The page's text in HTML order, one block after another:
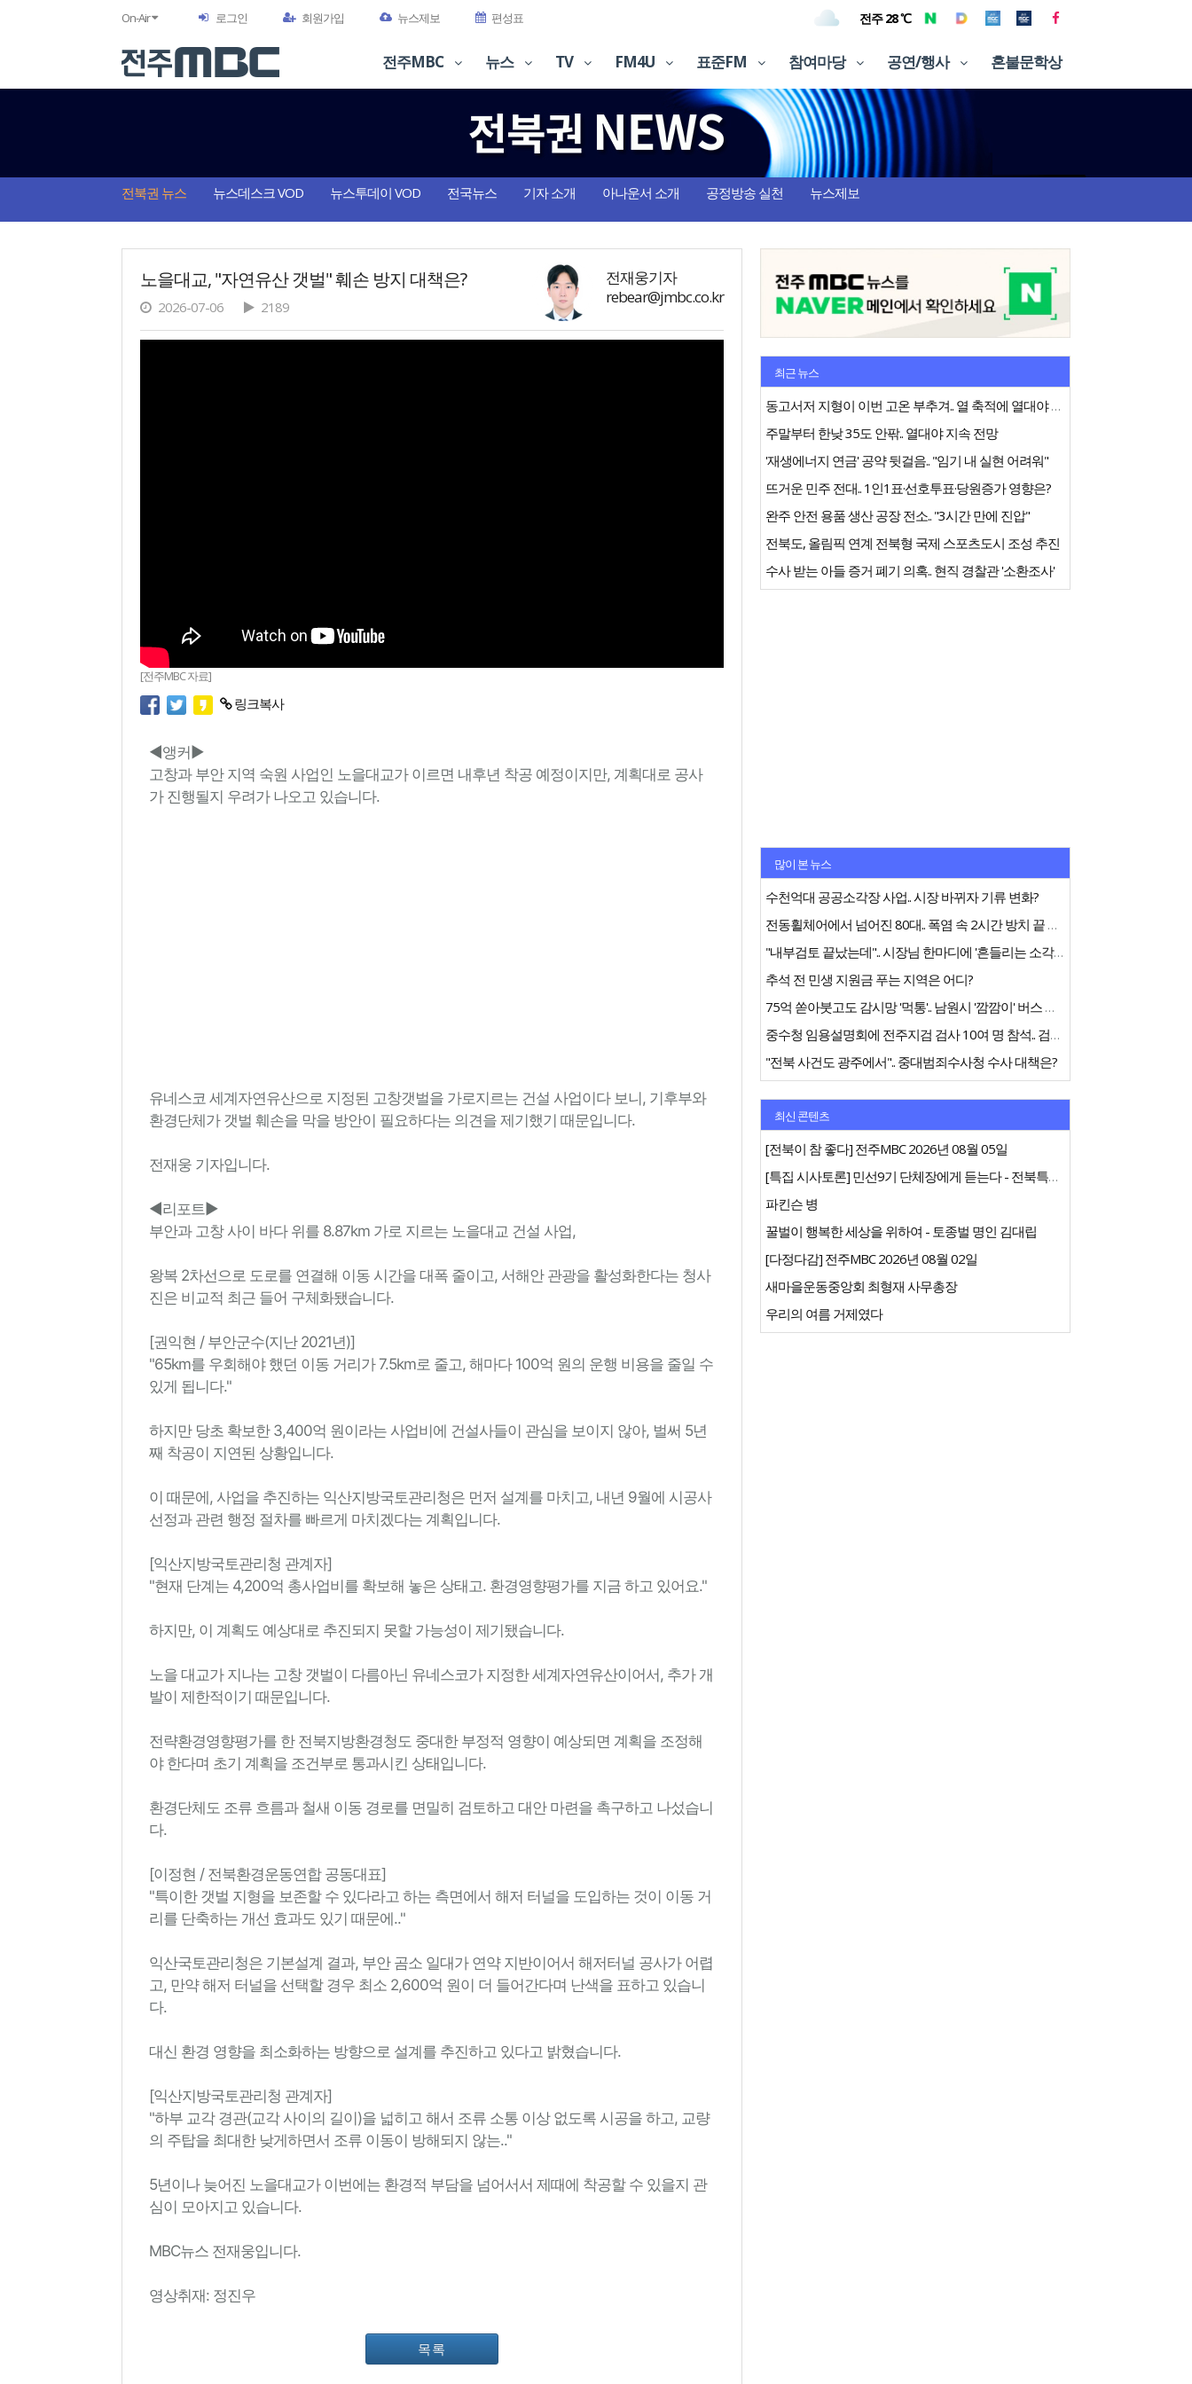
On-Air 로그인 회원가입 뉴스제보 편성표 전주 28 ℃
전주MBC 뉴스 TV FM4U 표준FM 참여마당 공연/행사 혼불문학상
전북권 뉴스 뉴스데스크 VOD 뉴스투데이 VOD 전국뉴스 기자 소개 아나운서 소개 공정방송 실천 뉴스제보
노을대교, "자연유산 갯벌" 훼손 방지 대책은?
2026-07-06 2189
전재웅기자
rebear@jmbc.co.kr
[전주MBC 자료]
링크복사
◀앵커▶
고창과 부안 지역 숙원 사업인 노을대교가 이르면 내후년 착공 예정이지만, 계획대로 공사
가 진행될지 우려가 나오고 있습니다.
유네스코 세계자연유산으로 지정된 고창갯벌을 가로지르는 건설 사업이다 보니, 기후부와
환경단체가 갯벌 훼손을 막을 방안이 필요하다는 의견을 제기했기 때문입니다.
전재웅 기자입니다.
◀리포트▶
부안과 고창 사이 바다 위를 8.87km 가로 지르는 노을대교 건설 사업,
왕복 2차선으로 도로를 연결해 이동 시간을 대폭 줄이고, 서해안 관광을 활성화한다는 청사
진은 비교적 최근 들어 구체화됐습니다.
[권익현 / 부안군수(지난 2021년)]
"65km를 우회해야 했던 이동 거리가 7.5km로 줄고, 해마다 100억 원의 운행 비용을 줄일 수
있게 됩니다."
하지만 당초 확보한 3,400억 원이라는 사업비에 건설사들이 관심을 보이지 않아, 벌써 5년
째 착공이 지연된 상황입니다.
이 때문에, 사업을 추진하는 익산지방국토관리청은 먼저 설계를 마치고, 내년 9월에 시공사
선정과 관련 행정 절차를 빠르게 마치겠다는 계획입니다.
[익산지방국토관리청 관계자]
"현재 단계는 4,200억 총사업비를 확보해 놓은 상태고. 환경영향평가를 지금 하고 있어요."
하지만, 이 계획도 예상대로 추진되지 못할 가능성이 제기됐습니다.
노을 대교가 지나는 고창 갯벌이 다름아닌 유네스코가 지정한 세계자연유산이어서, 추가 개
발이 제한적이기 때문입니다.
전략환경영향평가를 한 전북지방환경청도 중대한 부정적 영향이 예상되면 계획을 조정해
야 한다며 초기 계획을 조건부로 통과시킨 상태입니다.
환경단체도 조류 흐름과 철새 이동 경로를 면밀히 검토하고 대안 마련을 촉구하고 나섰습니
다.
[이정현 / 전북환경운동연합 공동대표]
"특이한 갯벌 지형을 보존할 수 있다라고 하는 측면에서 해저 터널을 도입하는 것이 이동 거
리를 단축하는 개선 효과도 있기 때문에.."
익산국토관리청은 기본설계 결과, 부안 곰소 일대가 연약 지반이어서 해저터널 공사가 어렵
고, 만약 해저 터널을 선택할 경우 최소 2,600억 원이 더 들어간다며 난색을 표하고 있습니
다.
대신 환경 영향을 최소화하는 방향으로 설계를 추진하고 있다고 밝혔습니다.
[익산지방국토관리청 관계자]
"하부 교각 경관(교각 사이의 길이)을 넓히고 해서 조류 소통 이상 없도록 시공을 하고, 교량
의 주탑을 최대한 낮게하면서 조류 이동이 방해되지 않는.."
5년이나 늦어진 노을대교가 이번에는 환경적 부담을 넘어서서 제때에 착공할 수 있을지 관
심이 모아지고 있습니다.
MBC뉴스 전재웅입니다.
영상취재: 정진우
목록
최근 뉴스
동고서저 지형이 이번 고온 부추겨.. 열 축적에 열대야 지속
주말부터 한낮 35도 안팎.. 열대야 지속 전망
'재생에너지 연금' 공약 뒷걸음.. "임기 내 실현 어려워"
뜨거운 민주 전대.. 1인1표·선호투표·당원증가 영향은?
완주 안전 용품 생산 공장 전소.. "3시간 만에 진압"
전북도, 올림픽 연계 전북형 국제 스포츠도시 조성 추진
수사 받는 아들 증거 폐기 의혹.. 현직 경찰관 '소환조사'
많이 본 뉴스
수천억대 공공소각장 사업.. 시장 바뀌자 기류 변화?
전동휠체어에서 넘어진 80대.. 폭염 속 2시간 방치 끝 숨져
"내부검토 끝났는데".. 시장님 한마디에 '흔들리는 소각장'
추석 전 민생 지원금 푸는 지역은 어디?
75억 쏟아붓고도 감시망 '먹통'.. 남원시 '깜깜이' 버스 행정
중수청 임용설명회에 전주지검 검사 10여 명 참석.. 검사들 '신중론'
"전북 사건도 광주에서".. 중대범죄수사청 수사 대책은?
최신 콘텐츠
[전북이 참 좋다] 전주MBC 2026년 08월 05일
[특집 시사토론] 민선9기 단체장에게 듣는다 - 전북특별자치도지사
파킨슨 병
꿀벌이 행복한 세상을 위하여 - 토종벌 명인 김대립
[다정다감] 전주MBC 2026년 08월 02일
새마을운동중앙회 최형재 사무총장
우리의 여름 거제였다